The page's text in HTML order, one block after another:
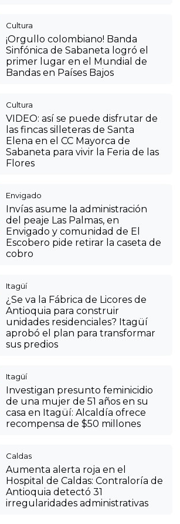
Cultura
¡Orgullo colombiano! Banda
Sinfónica de Sabaneta logró el
primer lugar en el Mundial de
Bandas en Países Bajos
Cultura
VIDEO: así se puede disfrutar de
las fincas silleteras de Santa
Elena en el CC Mayorca de
Sabaneta para vivir la Feria de las
Flores
Envigado
Invías asume la administración
del peaje Las Palmas, en
Envigado y comunidad de El
Escobero pide retirar la caseta de
cobro
Itagüí
¿Se va la Fábrica de Licores de
Antioquia para construir
unidades residenciales? Itagüí
aprobó el plan para transformar
sus predios
Itagüí
Investigan presunto feminicidio
de una mujer de 51 años en su
casa en Itagüí: Alcaldía ofrece
recompensa de $50 millones
Caldas
Aumenta alerta roja en el
Hospital de Caldas: Contraloría de
Antioquia detectó 31
irregularidades administrativas